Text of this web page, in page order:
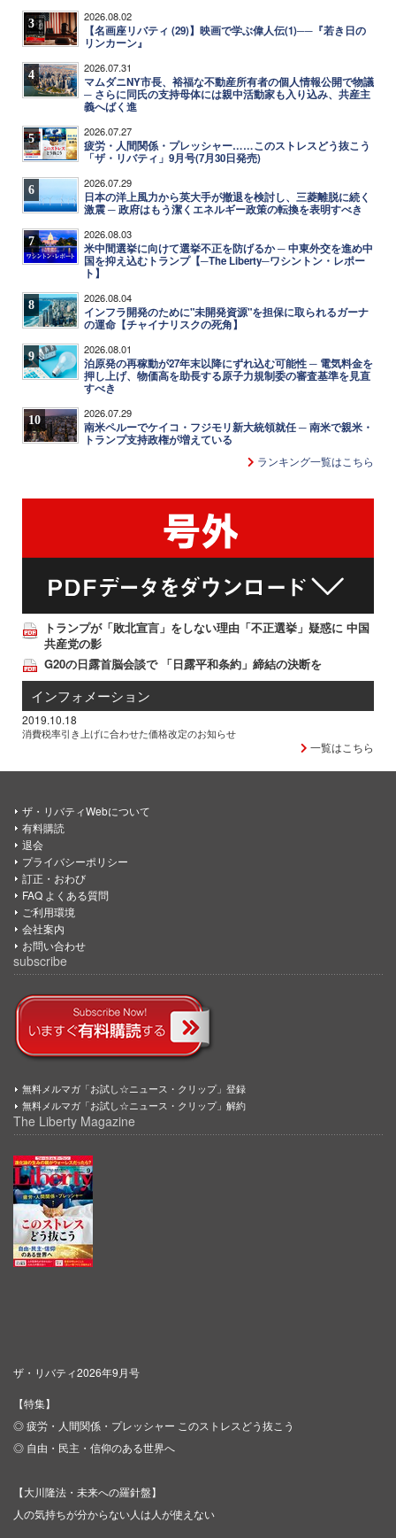
3 2026.08.02
【名画座リバティ (29)】映画で学ぶ偉人伝(1)──『若き日の
リンカーン』
4 2026.07.31
マムダニNY市長、裕福な不動産所有者の個人情報公開で物議
─ さらに同氏の支持母体には親中活動家も入り込み、共産主
義へばく進
5 2026.07.27
疲労・人間関係・プレッシャー……このストレスどう抜こう
「ザ・リバティ」9月号(7月30日発売)
6 2026.07.29
日本の洋上風力から英大手が撤退を検討し、三菱離脱に続く
激震 ─ 政府はもう潔くエネルギー政策の転換を表明すべき
7 2026.08.03
米中間選挙に向けて選挙不正を防げるか ─ 中東外交を進め中
国を抑え込むトランプ【─The Liberty─ワシントン・レポー
ト】
8 2026.08.04
インフラ開発のために"未開発資源"を担保に取られるガーナ
の運命【チャイナリスクの死角】
9 2026.08.01
泊原発の再稼動が27年末以降にずれ込む可能性 ─ 電気料金を
押し上げ、物価高を助長する原子力規制委の審査基準を見直
すべき
10 2026.07.29
南米ペルーでケイコ・フジモリ新大統領就任 ─ 南米で親米・
トランプ支持政権が増えている
ランキング一覧はこちら
トランプが「敗北宣言」をしない理由「不正選挙」疑惑に 中国
共産党の影
G20の日露首脳会談で 「日露平和条約」締結の決断を
インフォメーション
2019.10.18
消費税率引き上げに合わせた価格改定のお知らせ
一覧はこちら
ザ・リバティWebについて
有料購読
退会
プライバシーポリシー
訂正・おわび
FAQ よくある質問
ご利用環境
会社案内
お問い合わせ
subscribe
無料メルマガ「お試し☆ニュース・クリップ」登録
無料メルマガ「お試し☆ニュース・クリップ」解約
The Liberty Magazine
ザ・リバティ2026年9月号
【特集】
◎ 疲労・人間関係・プレッシャー このストレスどう抜こう
◎ 自由・民主・信仰のある世界へ
【大川隆法・未来への羅針盤】
人の気持ちが分からない人は人が使えない